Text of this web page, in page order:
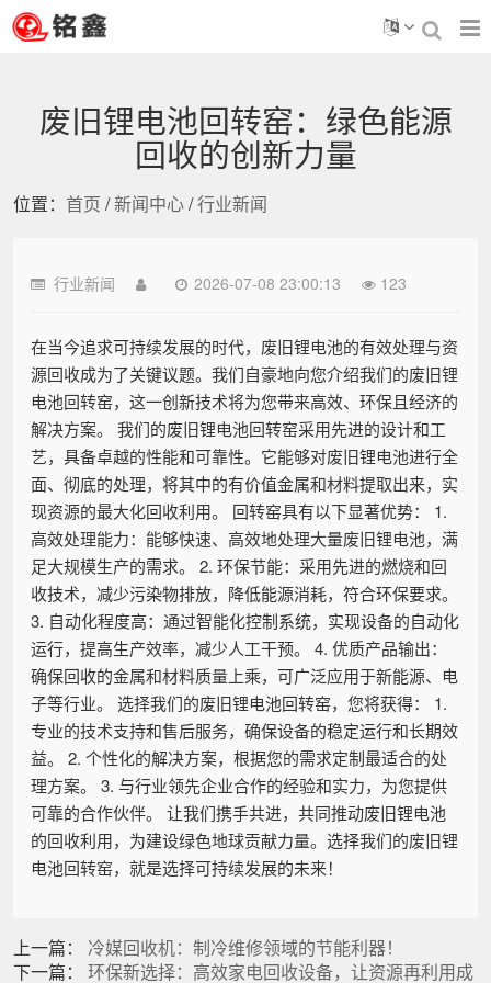
废旧锂电池回转窑：绿色能源
回收的创新力量
位置： 首页 /新闻中心/行业新闻
行业新闻 2026-07-08 23:00:13 123
在当今追求可持续发展的时代，废旧锂电池的有效处理与资
源回收成为了关键议题。我们自豪地向您介绍我们的废旧锂
电池回转窑，这一创新技术将为您带来高效、环保且经济的
解决方案。 我们的废旧锂电池回转窑采用先进的设计和工
艺，具备卓越的性能和可靠性。它能够对废旧锂电池进行全
面、彻底的处理，将其中的有价值金属和材料提取出来，实
现资源的最大化回收利用。 回转窑具有以下显著优势： 1.
高效处理能力：能够快速、高效地处理大量废旧锂电池，满
足大规模生产的需求。 2. 环保节能：采用先进的燃烧和回
收技术，减少污染物排放，降低能源消耗，符合环保要求。
3. 自动化程度高：通过智能化控制系统，实现设备的自动化
运行，提高生产效率，减少人工干预。 4. 优质产品输出：
确保回收的金属和材料质量上乘，可广泛应用于新能源、电
子等行业。 选择我们的废旧锂电池回转窑，您将获得： 1.
专业的技术支持和售后服务，确保设备的稳定运行和长期效
益。 2. 个性化的解决方案，根据您的需求定制最适合的处
理方案。 3. 与行业领先企业合作的经验和实力，为您提供
可靠的合作伙伴。 让我们携手共进，共同推动废旧锂电池
的回收利用，为建设绿色地球贡献力量。选择我们的废旧锂
电池回转窑，就是选择可持续发展的未来！
上一篇： 冷媒回收机：制冷维修领域的节能利器！
下一篇： 环保新选择：高效家电回收设备，让资源再利用成